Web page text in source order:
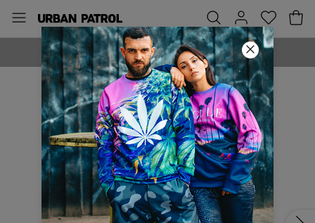
WYPRODUKOWANE W POLSCE